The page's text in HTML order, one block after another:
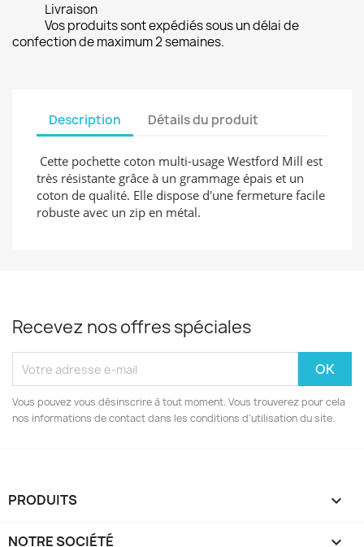
Livraison
Vos produits sont expédiés sous un délai de
confection de maximum 2 semaines.
Description Détails du produit
Cette pochette coton multi-usage Westford Mill est
très résistante grâce à un grammage épais et un
coton de qualité. Elle dispose d'une fermeture facile
robuste avec un zip en métal.
Recevez nos offres spéciales
Vous pouvez vous désinscrire à tout moment. Vous trouverez pour cela
nos informations de contact dans les conditions d'utilisation du site.
PRODUITS 
NOTRE SOCIÉTÉ 